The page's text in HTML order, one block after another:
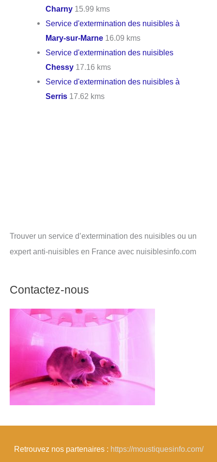
Charny 15.99 kms
Service d'extermination des nuisibles à
Mary-sur-Marne 16.09 kms
Service d'extermination des nuisibles
Chessy 17.16 kms
Service d'extermination des nuisibles à
Serris 17.62 kms
Trouver un service d’extermination des nuisibles ou un
expert anti-nuisibles en France avec nuisiblesinfo.com
Contactez-nous
Retrouvez nos partenaires : https://moustiquesinfo.com/